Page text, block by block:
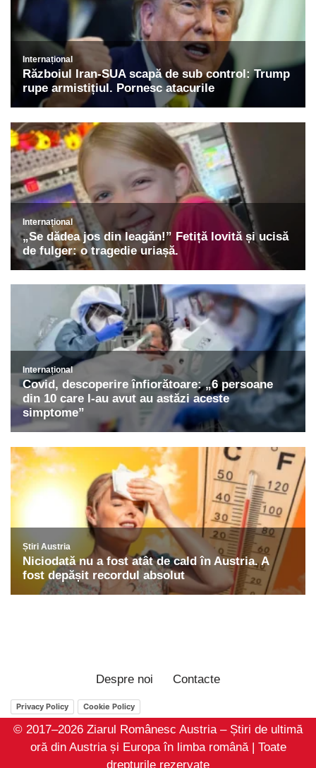
Despre noi Contacte
Privacy Policy Cookie Policy
© 2017–2026 Ziarul Românesc Austria – Știri de ultimă
oră din Austria și Europa în limba română | Toate
drepturile rezervate